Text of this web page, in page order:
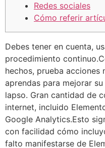
Redes sociales
Cómo referir
Debes tener en cuenta,
procedimiento
hechos, prueba acciones
aprendas para mejorar
lapso. Gran cantidad de
internet, incluido
Google Analytics.Esto
con facilidad cómo
falto manifestarse de